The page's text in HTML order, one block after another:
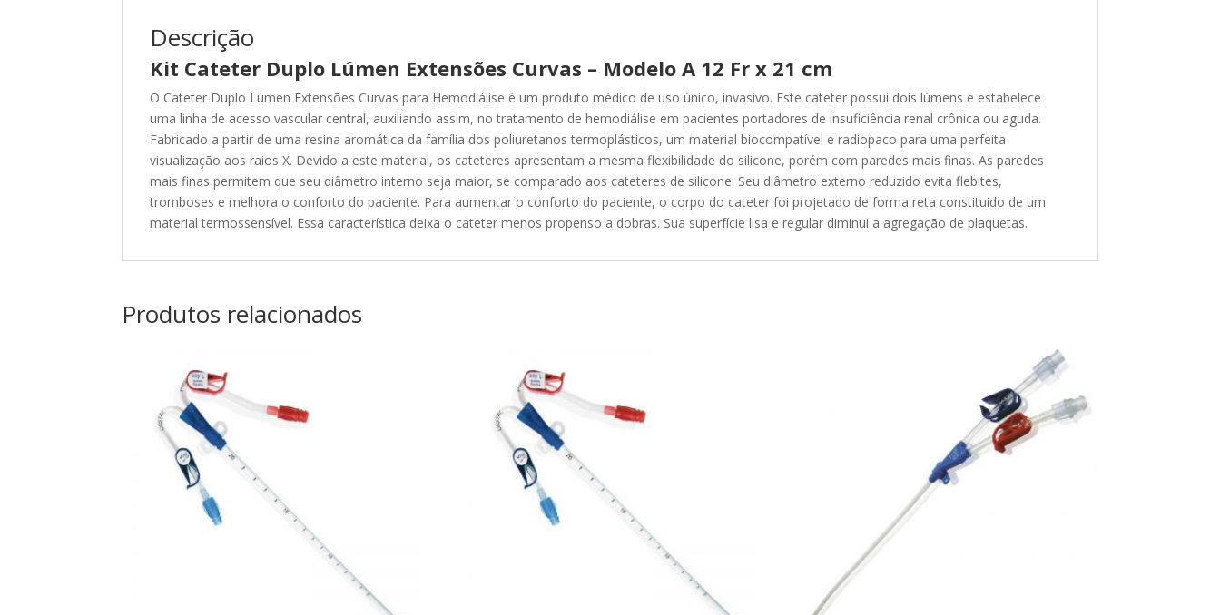
quantidade
Descrição
Kit Cateter Duplo Lúmen Extensões Curvas – Modelo A 12 Fr x 21 cm
O Cateter Duplo Lúmen Extensões Curvas para Hemodiálise é um produto médico de uso único, invasivo. Este cateter possui dois lúmens e estabelece
uma linha de acesso vascular central, auxiliando assim, no tratamento de hemodiálise em pacientes portadores de insuficiência renal crônica ou aguda.
Fabricado a partir de uma resina aromática da família dos poliuretanos termoplásticos, um material biocompatível e radiopaco para uma perfeita
visualização aos raios X. Devido a este material, os cateteres apresentam a mesma flexibilidade do silicone, porém com paredes mais finas. As paredes
mais finas permitem que seu diâmetro interno seja maior, se comparado aos cateteres de silicone. Seu diâmetro externo reduzido evita flebites,
tromboses e melhora o conforto do paciente. Para aumentar o conforto do paciente, o corpo do cateter foi projetado de forma reta constituído de um
material termossensível. Essa característica deixa o cateter menos propenso a dobras. Sua superfície lisa e regular diminui a agregação de plaquetas.
Produtos relacionados